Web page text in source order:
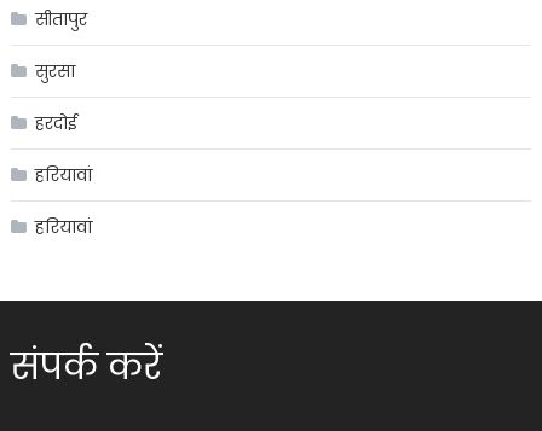
सीतापुर
सुरसा
हरदोई
हरियावां
हरियावां
संपर्क करें